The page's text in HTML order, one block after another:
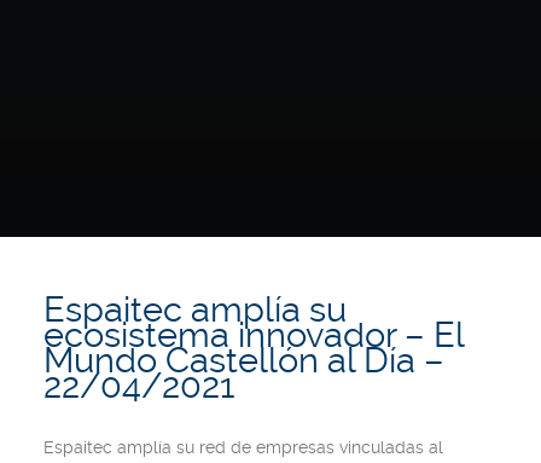
Espaitec amplía su
ecosistema innovador – El
Mundo Castellón al Día –
22/04/2021
Espaitec amplía su red de empresas vinculadas al